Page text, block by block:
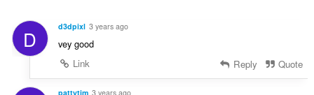
D d3dpixl 3 years ago
vey good
Link
Reply Quote
pattytim 3 years ago